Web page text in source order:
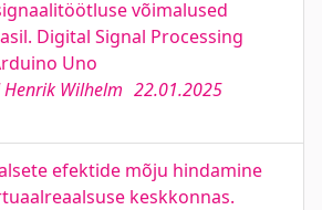
võimalused
Digital Signal Processing
Uno
Wilhelm 22.01.2025
efektide mõju hindamine
keskkonnas.